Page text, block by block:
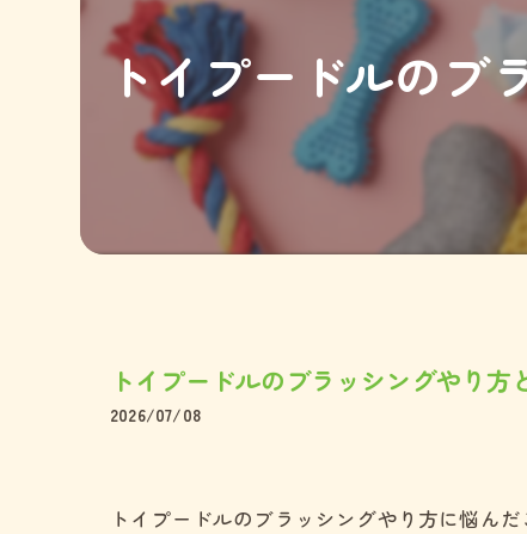
トイプ
ミニチ
ペキニー
トイプードルのブ
トイプードルのブラッシングやり
2026/07/08
トイプードルのブラッシングやり方に悩ん